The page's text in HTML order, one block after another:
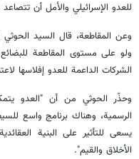
للعدو الإسرائيلي والأمل أن تتصاعد
وعن المقاطعة، قال السيد
ولو على مستوى المقاطعة للبضائع
الشركات الداعمة للعدو إفلاسها
وحذّر الحوثي من أن "العدو
الرسمية، وهناك برنامج واسع
يسعى للتأثير على البنية
الأخلاق والقيم".